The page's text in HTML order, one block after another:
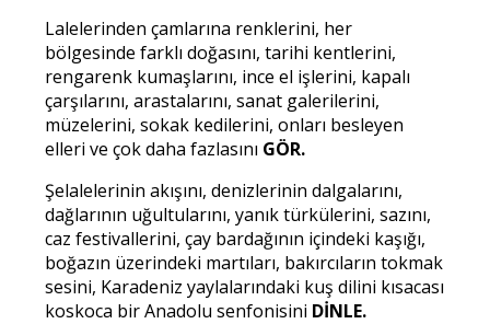
Lalelerinden çamlarına renklerini, her
bölgesinde farklı doğasını, tarihi kentlerini,
rengarenk kumaşlarını, ince el işlerini, kapalı
çarşılarını, arastalarını, sanat galerilerini,
müzelerini, sokak kedilerini, onları besleyen
elleri ve çok daha fazlasını GÖR.
Şelalelerinin akışını, denizlerinin dalgalarını,
dağlarının uğultularını, yanık türkülerini, sazını,
caz festivallerini, çay bardağının içindeki kaşığı,
boğazın üzerindeki martıları, bakırcıların tokmak
sesini, Karadeniz yaylalarındaki kuş dilini kısacası
koskoca bir Anadolu senfonisini DİNLE.